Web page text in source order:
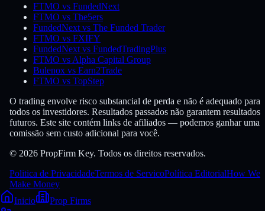
FTMO vs FundedNext
FTMO vs The5ers
FundedNext vs The Funded Trader
FTMO vs FXIFY
FundedNext vs FundedTradingPlus
FTMO vs Alpha Capital Group
Bulenox vs Earn2Trade
FTMO vs TopStep
O trading envolve risco substancial de perda e não é adequado para
todos os investidores. Resultados passados não garantem resultados
futuros. Este site contém links de afiliados — podemos ganhar uma
comissão sem custo adicional para você.
© 2026 PropFirm Key. Todos os direitos reservados.
Politica de PrivacidadeTermos de ServicoPolítica EditorialHow We
Make Money
Inicio
Prop Firms